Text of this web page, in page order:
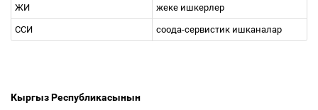
ЖИ жеке ишкерлер
ССИ соода-сервистик ишканалар
Кыргыз Республикасынын